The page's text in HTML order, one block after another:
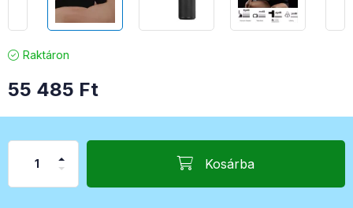
Raktáron
55 485 Ft
Kosárba